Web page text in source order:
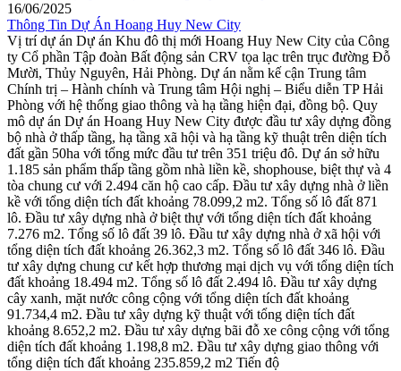
16/06/2025
Thông Tin Dự Án Hoang Huy New City
Vị trí dự án Dự án Khu đô thị mới Hoang Huy New City của Công
ty Cổ phần Tập đoàn Bất động sản CRV tọa lạc trên trục đường Đỗ
Mười, Thủy Nguyên, Hải Phòng. Dự án nằm kế cận Trung tâm
Chính trị – Hành chính và Trung tâm Hội nghị – Biểu diễn TP Hải
Phòng với hệ thống giao thông và hạ tầng hiện đại, đồng bộ. Quy
mô dự án Dự án Hoang Huy New City được đầu tư xây dựng đồng
bộ nhà ở thấp tầng, hạ tầng xã hội và hạ tầng kỹ thuật trên diện tích
đất gần 50ha với tổng mức đầu tư trên 351 triệu đô. Dự án sở hữu
1.185 sản phẩm thấp tầng gồm nhà liền kề, shophouse, biệt thự và 4
tòa chung cư với 2.494 căn hộ cao cấp. Đầu tư xây dựng nhà ở liền
kề với tổng diện tích đất khoảng 78.099,2 m2. Tổng số lô đất 871
lô. Đầu tư xây dựng nhà ở biệt thự với tổng diện tích đất khoảng
7.276 m2. Tổng số lô đất 39 lô. Đầu tư xây dựng nhà ở xã hội với
tổng diện tích đất khoảng 26.362,3 m2. Tổng số lô đất 346 lô. Đầu
tư xây dựng chung cư kết hợp thương mại dịch vụ với tổng diện tích
đất khoảng 18.494 m2. Tổng số lô đất 2.494 lô. Đầu tư xây dựng
cây xanh, mặt nước công cộng với tổng diện tích đất khoảng
91.734,4 m2. Đầu tư xây dựng kỹ thuật với tổng diện tích đất
khoảng 8.652,2 m2. Đầu tư xây dựng bãi đỗ xe công cộng với tổng
diện tích đất khoảng 1.198,8 m2. Đầu tư xây dựng giao thông với
tổng diện tích đất khoảng 235.859,2 m2 Tiến độ